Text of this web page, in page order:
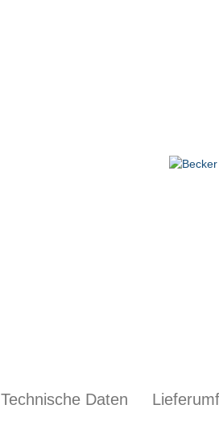
Technische Daten